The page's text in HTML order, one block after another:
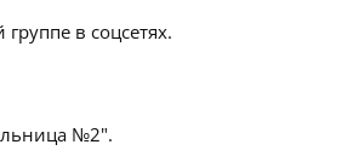
в соцсетях.
№2".